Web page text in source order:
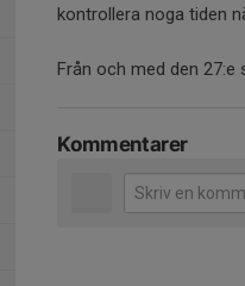
kontrollera noga tiden
Från och med den 27:e
Kommentarer